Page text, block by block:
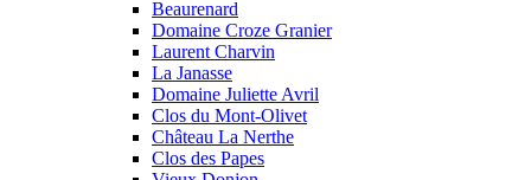
Beaurenard
Domaine Croze Granier
Laurent Charvin
La Janasse
Domaine Juliette Avril
Clos du Mont-Olivet
Château La Nerthe
Clos des Papes